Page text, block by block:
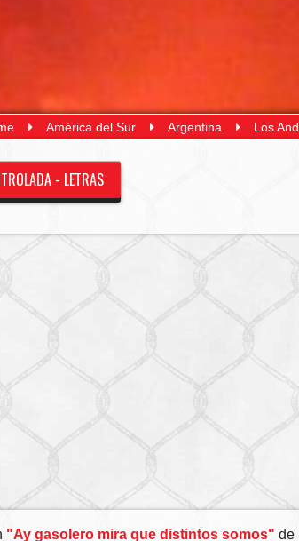
América del Sur Argentina Los
- LETRAS
"Ay gasolero mira que distintos somos" de